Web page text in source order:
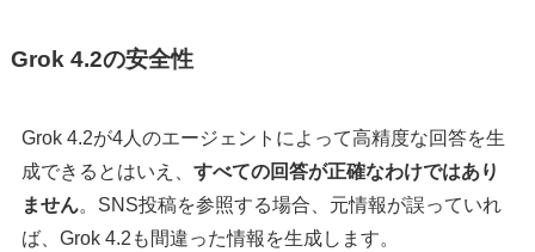
Grok 4.2の安全性
Grok 4.2が4人のエージェントによって高精度な回答を生
成できるとはいえ、 すべての回答が正確なわけではあり
ません。SNS投稿を参照する場合、元情報が誤っていれ
ば、Grok 4.2も間違った情報を生成します。